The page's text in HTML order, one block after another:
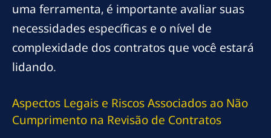
uma ferramenta, é importante avaliar suas
necessidades específicas e o nível de
complexidade dos contratos que você estará
lidando.
Aspectos Legais e Riscos Associados ao Não
Cumprimento na Revisão de Contratos